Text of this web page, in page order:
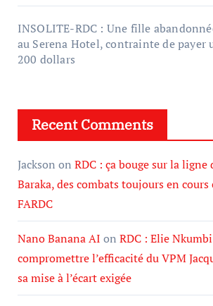
INSOLITE-RDC : Une fille
au Serena Hotel, contrainte de payer
200 dollars
Recent Comments
Jackson on RDC : ça bouge sur la
Baraka, des combats toujours en
FARDC
Nano Banana AI on RDC : Elie
compromettre l’efficacité du VPM
sa mise à l’écart exigée